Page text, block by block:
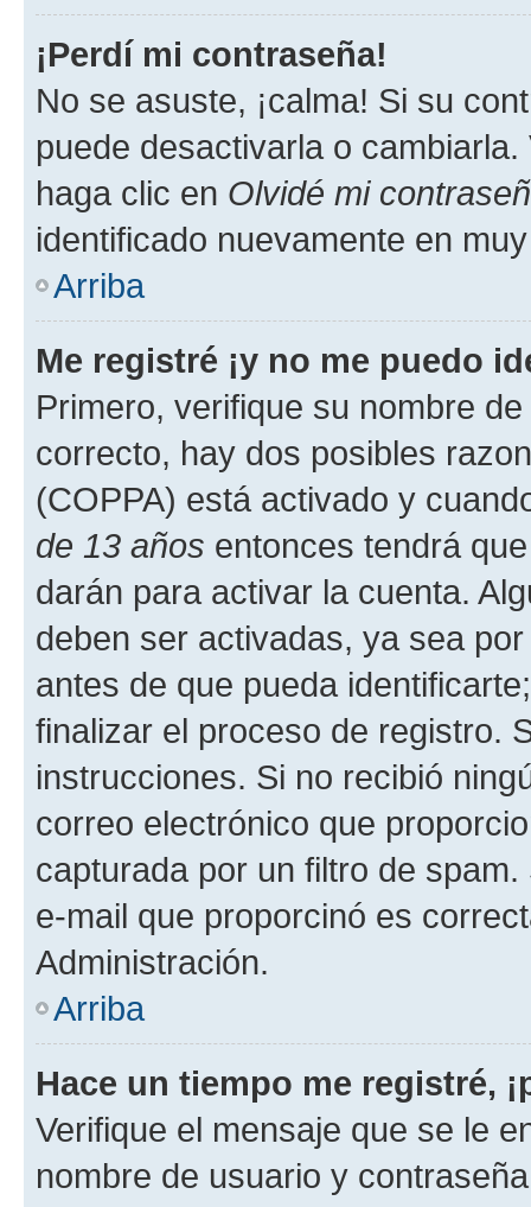
¡Perdí mi contraseña!
No se asuste, ¡calma! Si su
puede desactivarla o
haga clic en Olvidé mi
identificado nuevamente en
Arriba
Me registré ¡y no me puedo
Primero, verifique su nombre
correcto, hay dos posibles
(COPPA) está activado y
de 13 años entonces tendrá
darán para activar la cuenta.
deben ser activadas, ya sea
antes de que pueda
finalizar el proceso de registro.
instrucciones. Si no recibió
correo electrónico que
capturada por un filtro de
e-mail que proporcinó es
Administración.
Arriba
Hace un tiempo me registré,
Verifique el mensaje que se le
nombre de usuario y